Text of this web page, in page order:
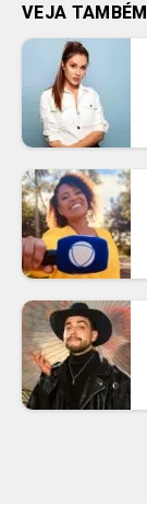
VEJA TAMBÉM